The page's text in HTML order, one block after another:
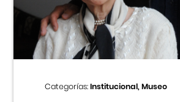
Centro Cultural Peruano
Cursos
Museo de la Inmigración
Categorías:Institucional, Museo